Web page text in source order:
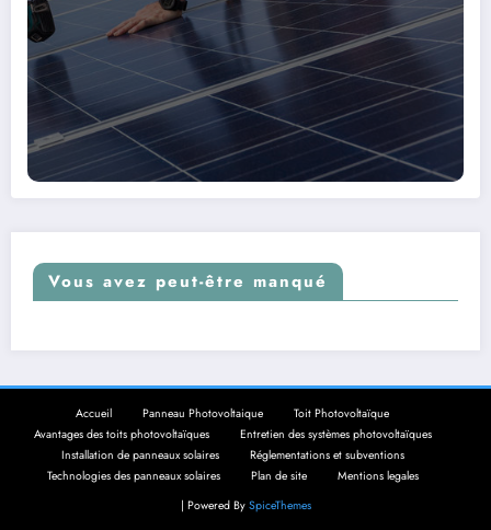
Vous avez peut-être manqué
Accueil Panneau Photovoltaique
Toit Photovoltaïque
Avantages des toits photovoltaïques
Entretien des systèmes photovoltaïques
Installation de panneaux solaires
Réglementations et subventions
Technologies des panneaux solaires
Plan de site
Mentions legales
| Powered By SpiceThemes